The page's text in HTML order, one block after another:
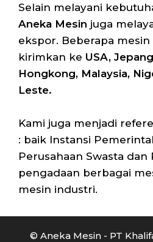
Selain melayani
Aneka Mesin juga
ekspor. Beberapa
kirimkan ke USA,
Hongkong, Malaysia,
Leste.
Kami juga menjadi
: baik Instansi
Perusahaan Swasta
pengadaan berbagai
mesin industri.
© Aneka Mesin - PT